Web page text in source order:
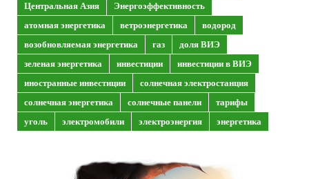
Центральная Азия
Энергоэффективность
атомная энергетика
ветроэнергетика
водород
возобновляемая энергетика
газ
доля ВИЭ
зеленая энергетика
инвестиции
инвестиции в ВИЭ
иностранные инвестиции
солнечная электростанция
солнечная энергетика
солнечные панели
тарифы
уголь
электромобили электроэнергия энергетика